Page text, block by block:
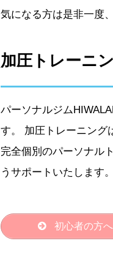
気になる方は是非一度
加圧トレーニ
パーソナルジム
す。 加圧トレーニング
完全個別のパーソナル
うサポートいたします。
初心者の方へ